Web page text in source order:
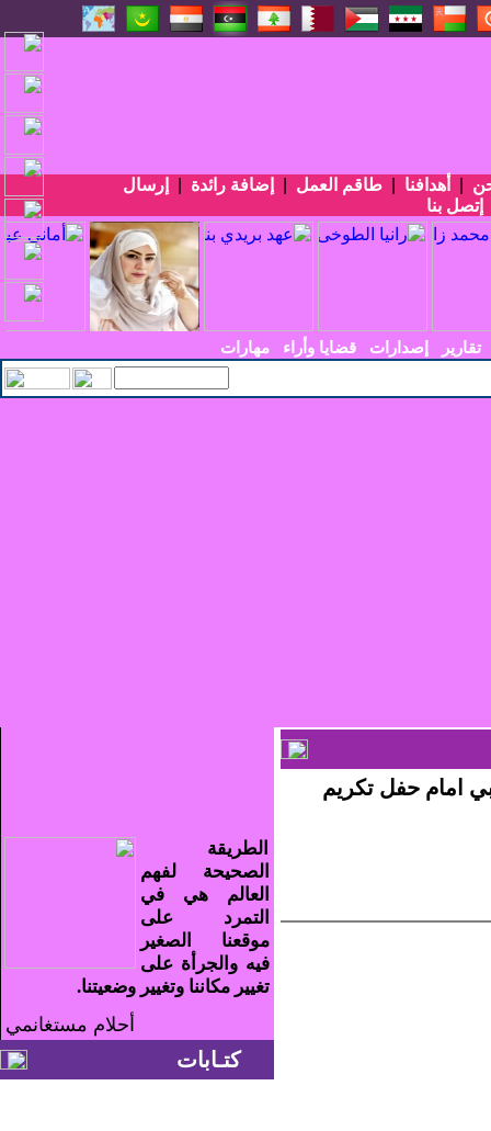
أهدافنا طاقم العمل إضافة رائدة
إرسال
إتصل بنا
تقارير إصدارات قضايا وأراء
مهارات
امام حفل تكريم
الطريقة
الصحيحة لفهم
العالم هي في
التمرد على
موقعنا الصغير
فيه والجرأة على
تغيير مكاننا وتغيير وضعيتنا.
أحلام مستغانمي
كتـابات